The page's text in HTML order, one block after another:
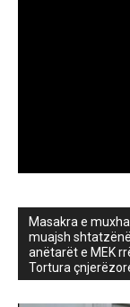
Masakra e
muajsh
anëtarët e MEK
Tortura